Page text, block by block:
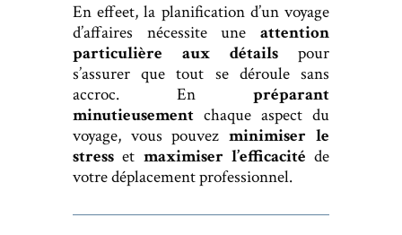
En effeet, la planification d’un voyage
d’affaires nécessite uneattention
particulière aux détails pour
s’assurer que tout se déroule sans
accroc. Enpréparant
minutieusementchaque aspect du
voyage, vous pouvez minimiser le
stresset maximiser l’efficacité de
votre déplacement professionnel.